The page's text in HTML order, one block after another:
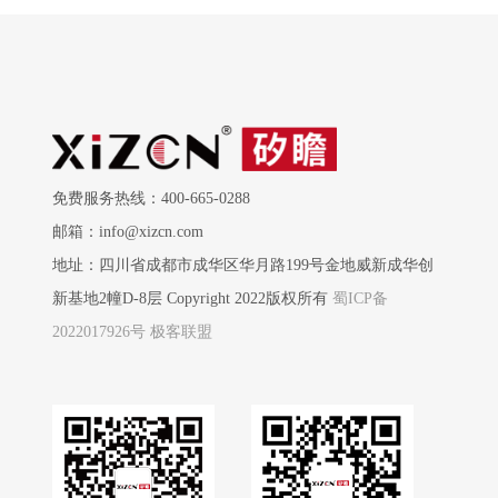
免费服务热线：400-665-0288
邮箱：info@xizcn.com
地址：四川省成都市成华区华月路199号金地威新成华创
新基地2幢D-8层 Copyright 2022版权所有蜀ICP备
2022017926号 极客联盟